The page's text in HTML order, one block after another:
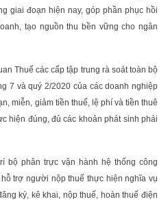
giai đoạn hiện nay, góp phần phục hồi
tạo nguồn thu bền vững cho ngân
Thuế các cấp tập trung rà soát toàn bộ
7 và quý 2/2020 của các doanh nghiệp
miễn, giảm tiền thuế, lệ phí và tiền thuê
hiện đúng, đủ các khoản phát sinh phải
bộ phân trực vận hành hệ thống công
trợ người nộp thuế thực hiện nghĩa vụ
ký, kê khai, nộp thuế, hoàn thuế điện